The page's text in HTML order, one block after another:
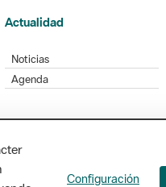
Actualidad
Noticias
Agenda
Configuración